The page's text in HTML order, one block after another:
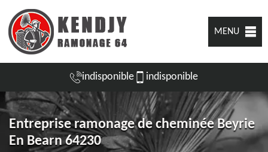
MENU
indisponible indisponible
Entreprise ramonage de cheminée Beyrie
En Bearn 64230